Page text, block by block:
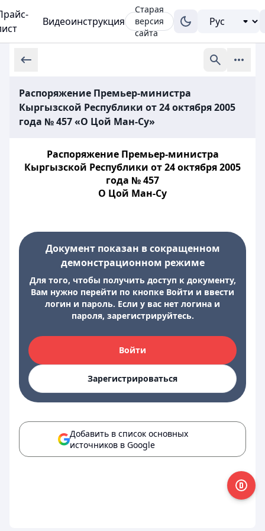
Видеоинструкция
Старая
версия
сайта
Распоряжение Премьер-министра
Кыргызской Республики от 24 октября 2005
года № 457 «О Цой Ман-Cу»
Распоряжение Премьер-министра
Кыргызской Республики от 24 октября 2005
года № 457
О Цой Ман-Cу
Документ показан в сокращенном
демонстрационном режиме
Для того, чтобы получить доступ к документу,
Вам нужно перейти по кнопке Войти и ввести
логин и пароль. Если у вас нет логина и
пароля, зарегистрируйтесь.
Войти
Зарегистрироваться
Добавить в список основных
источников в Google